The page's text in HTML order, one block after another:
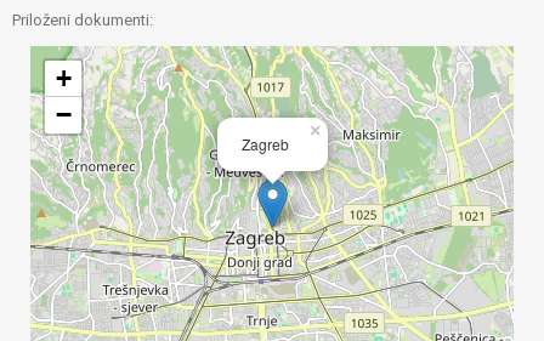
Priloženi dokumenti:
Zagreb
×
+
−